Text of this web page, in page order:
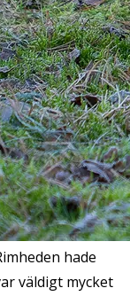
hade
väldigt mycket